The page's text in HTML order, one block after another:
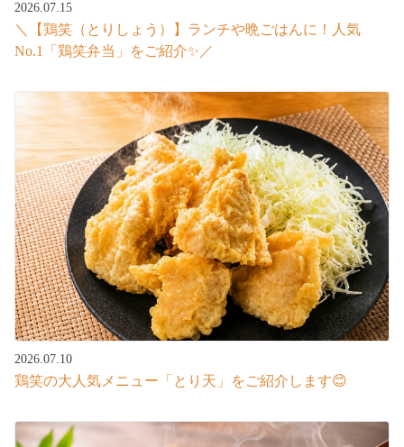
2026.07.15
＼【鶏笑（とりしょう）】ランチや晩ごはんに！人気
No.1「鶏笑弁当」をご紹介✨／
2026.07.10
鶏笑の大人気メニュー「とり天」をご紹介します😊